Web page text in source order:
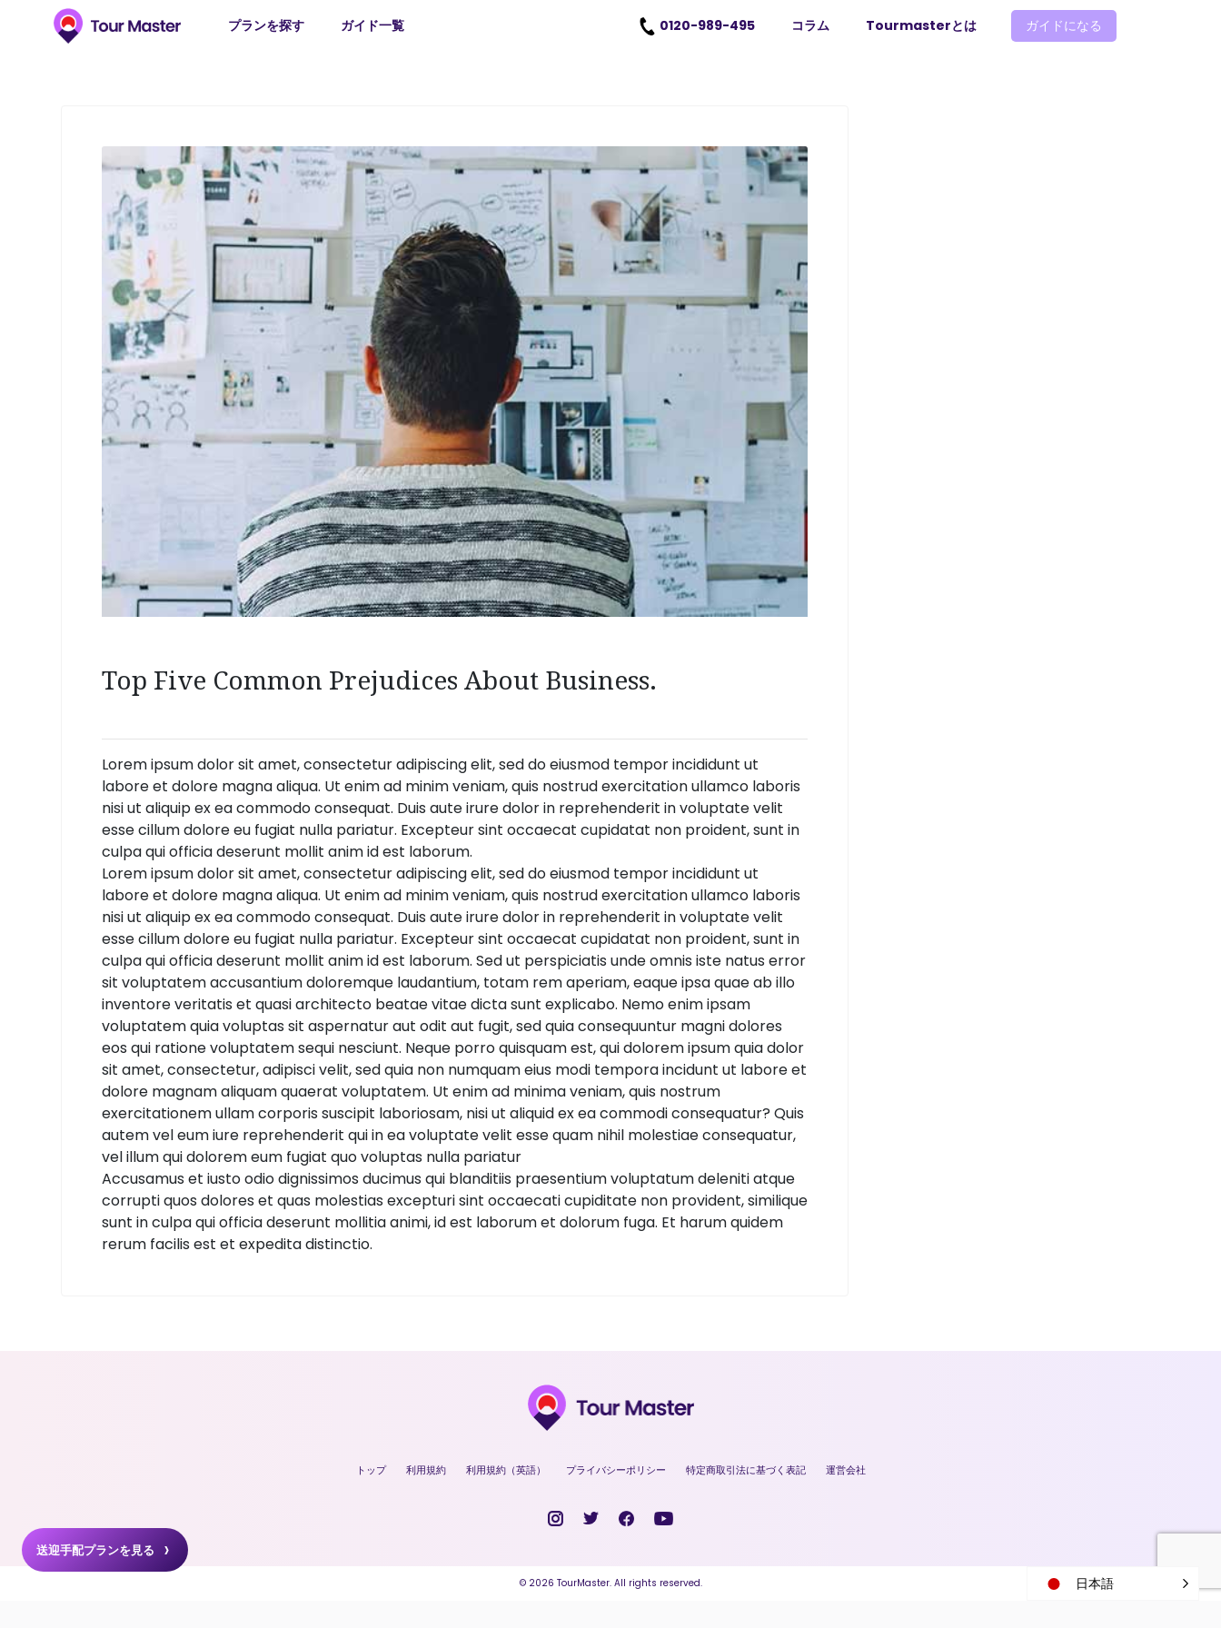
プランを探す ガイド一覧 0120-989-495 コラム Tourmasterとは ガイドになる
Top Five Common Prejudices About Business.
Lorem ipsum dolor sit amet, consectetur adipiscing elit, sed do eiusmod tempor incididunt ut
labore et dolore magna aliqua. Ut enim ad minim veniam, quis nostrud exercitation ullamco laboris
nisi ut aliquip ex ea commodo consequat. Duis aute irure dolor in reprehenderit in voluptate velit
esse cillum dolore eu fugiat nulla pariatur. Excepteur sint occaecat cupidatat non proident, sunt in
culpa qui officia deserunt mollit anim id est laborum.
Lorem ipsum dolor sit amet, consectetur adipiscing elit, sed do eiusmod tempor incididunt ut
labore et dolore magna aliqua. Ut enim ad minim veniam, quis nostrud exercitation ullamco laboris
nisi ut aliquip ex ea commodo consequat. Duis aute irure dolor in reprehenderit in voluptate velit
esse cillum dolore eu fugiat nulla pariatur. Excepteur sint occaecat cupidatat non proident, sunt in
culpa qui officia deserunt mollit anim id est laborum. Sed ut perspiciatis unde omnis iste natus error
sit voluptatem accusantium doloremque laudantium, totam rem aperiam, eaque ipsa quae ab illo
inventore veritatis et quasi architecto beatae vitae dicta sunt explicabo. Nemo enim ipsam
voluptatem quia voluptas sit aspernatur aut odit aut fugit, sed quia consequuntur magni dolores
eos qui ratione voluptatem sequi nesciunt. Neque porro quisquam est, qui dolorem ipsum quia dolor
sit amet, consectetur, adipisci velit, sed quia non numquam eius modi tempora incidunt ut labore et
dolore magnam aliquam quaerat voluptatem. Ut enim ad minima veniam, quis nostrum
exercitationem ullam corporis suscipit laboriosam, nisi ut aliquid ex ea commodi consequatur? Quis
autem vel eum iure reprehenderit qui in ea voluptate velit esse quam nihil molestiae consequatur,
vel illum qui dolorem eum fugiat quo voluptas nulla pariatur
Accusamus et iusto odio dignissimos ducimus qui blanditiis praesentium voluptatum deleniti atque
corrupti quos dolores et quas molestias excepturi sint occaecati cupiditate non provident, similique
sunt in culpa qui officia deserunt mollitia animi, id est laborum et dolorum fuga. Et harum quidem
rerum facilis est et expedita distinctio.
トップ 利用規約 利用規約（英語） プライバシーポリシー 特定商取引法に基づく表記 運営会社
© 2026 TourMaster. All rights reserved.
送迎手配プランを見る
日本語